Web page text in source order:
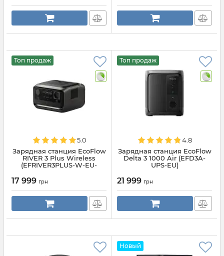
Топ продаж
5.0
Зарядная станция EcoFlow
RIVER 3 Plus Wireless
(EFRIVER3PLUS-W-EU-
17 999 грн
Топ продаж
4.8
Зарядная станция EcoFlow
Delta 3 1000 Air (EFD3A-
UPS-EU)
21 999 грн
Новый